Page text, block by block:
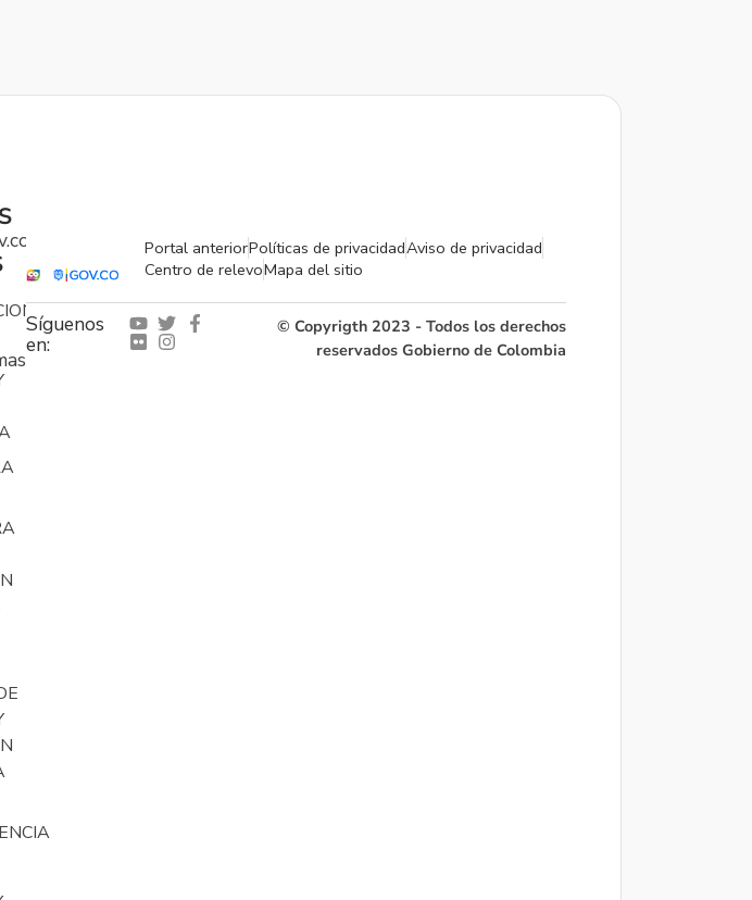
Portal anteriorPolíticas de privacidadAviso de privacidad
Centro de relevoMapa del sitio
Síguenos
en:
© Copyrigth 2023 - Todos los derechos
reservados Gobierno de Colombia